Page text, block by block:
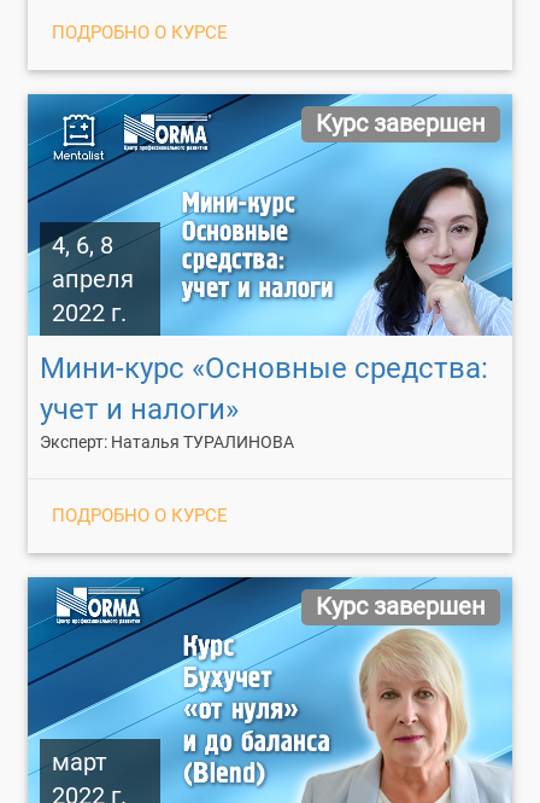
ПОДРОБНО О КУРСЕ
4, 6, 8
апреля
2022 г.
Курс завершен
Мини-курс «Основные средства:
учет и налоги»
Эксперт: Наталья ТУРАЛИНОВА
ПОДРОБНО О КУРСЕ
март
2022 г.
Курс завершен